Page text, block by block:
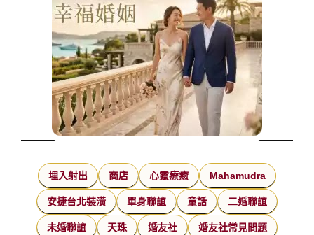
埋入射出 商店 心靈療癒 Mahamudra
安捷台北裝潢 單身聯誼 童話 二婚聯誼
未婚聯誼 天珠 婚友社 婚友社常見問題